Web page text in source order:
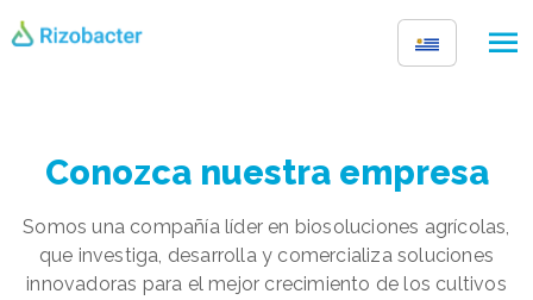
Conozca nuestra empresa
Somos una compañía líder en biosoluciones agrícolas,
que investiga, desarrolla y comercializa soluciones
innovadoras para el mejor crecimiento de los cultivos